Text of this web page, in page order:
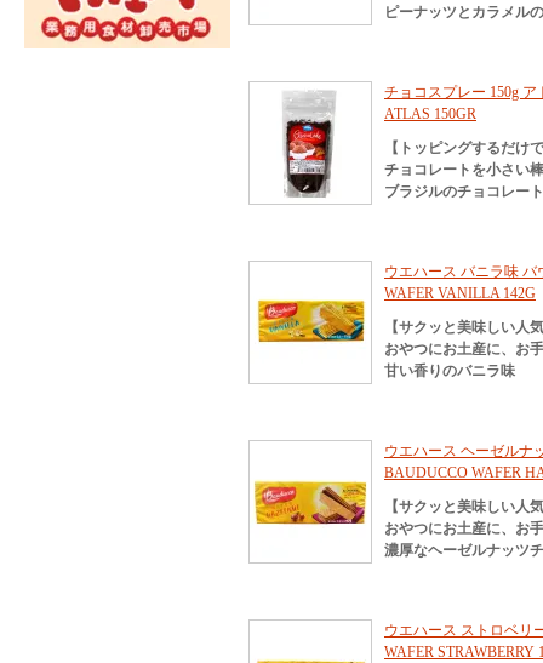
ピーナッツとカラメル
チョコスプレー 150g
ATLAS 150GR
【トッピングするだけ
チョコレートを小さい
ブラジルのチョコレー
ウエハース バニラ味 バ
WAFER VANILLA 142G
【サクッと美味しい人
おやつにお土産に、お
甘い香りのバニラ味
ウエハース ヘーゼルナ
BAUDUCCO WAFER
【サクッと美味しい人
おやつにお土産に、お
濃厚なヘーゼルナッツ
ウエハース ストロベリ
WAFER STRAWBERRY